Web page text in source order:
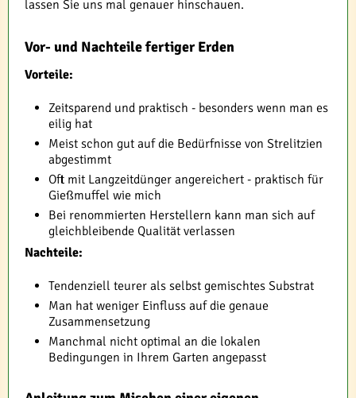
lassen Sie uns mal genauer hinschauen.
Vor- und Nachteile fertiger Erden
Vorteile:
Zeitsparend und praktisch - besonders wenn man es
eilig hat
Meist schon gut auf die Bedürfnisse von Strelitzien
abgestimmt
Oft mit Langzeitdünger angereichert - praktisch für
Gießmuffel wie mich
Bei renommierten Herstellern kann man sich auf
gleichbleibende Qualität verlassen
Nachteile:
Tendenziell teurer als selbst gemischtes Substrat
Man hat weniger Einfluss auf die genaue
Zusammensetzung
Manchmal nicht optimal an die lokalen
Bedingungen in Ihrem Garten angepasst